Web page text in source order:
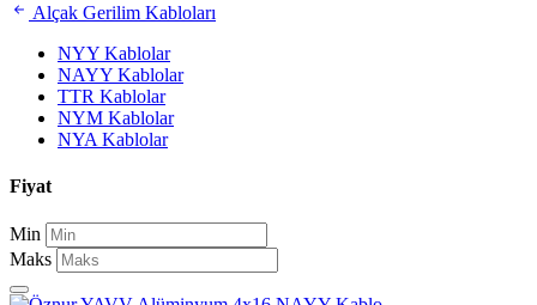
Alçak Gerilim Kabloları
NYY Kablolar
NAYY Kablolar
TTR Kablolar
NYM Kablolar
NYA Kablolar
Fiyat
Min
Maks